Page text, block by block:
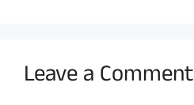
Leave a Comment